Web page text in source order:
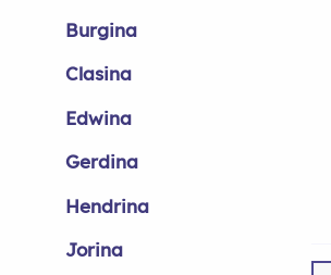
Burgina
Clasina
Edwina
Gerdina
Hendrina
Jorina